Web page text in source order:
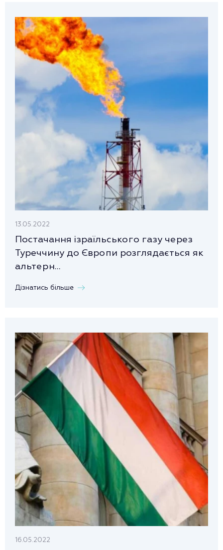
13.05.2022
Постачання ізраїльського газу через
Туреччину до Європи розглядається як
альтерн...
Дізнатись більше
16.05.2022